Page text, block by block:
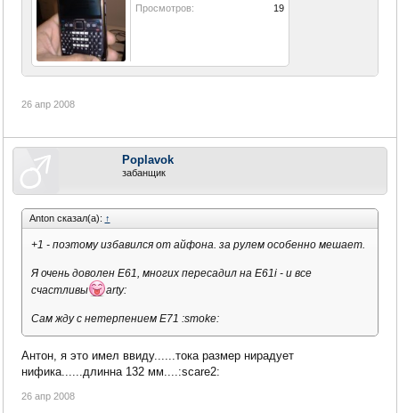
Просмотров:
19
26 апр 2008
Poplavok
забанщик
Anton сказал(а): ↑
+1 - поэтому избавился от айфона. за рулем особенно мешает.
Я очень доволен Е61, многих пересадил на Е61i - и все
счастливы
arty:
Сам жду с нетерпением E71 :smoke:
Антон, я это имел ввиду......тока размер нирадует
нифика......длинна 132 мм....:scare2:
26 апр 2008